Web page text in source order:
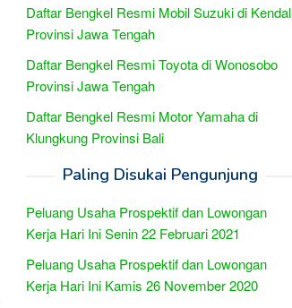
Daftar Bengkel Resmi Mobil Suzuki di Kendal
Provinsi Jawa Tengah
Daftar Bengkel Resmi Toyota di Wonosobo
Provinsi Jawa Tengah
Daftar Bengkel Resmi Motor Yamaha di
Klungkung Provinsi Bali
Paling Disukai Pengunjung
Peluang Usaha Prospektif dan Lowongan
Kerja Hari Ini Senin 22 Februari 2021
Peluang Usaha Prospektif dan Lowongan
Kerja Hari Ini Kamis 26 November 2020